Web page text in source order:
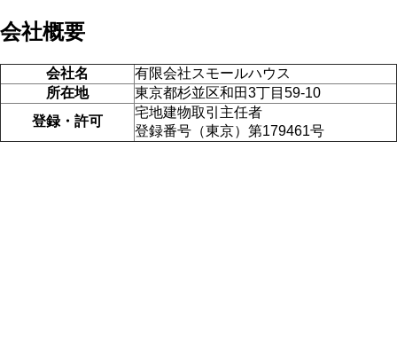
会社概要
会社名
有限会社スモールハウス
所在地
東京都杉並区和田3丁目59-10
登録・許可
宅地建物取引主任者
登録番号（東京）第179461号